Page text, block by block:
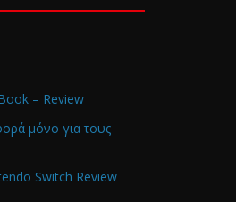
– Review
μόνο για τους
Switch Review